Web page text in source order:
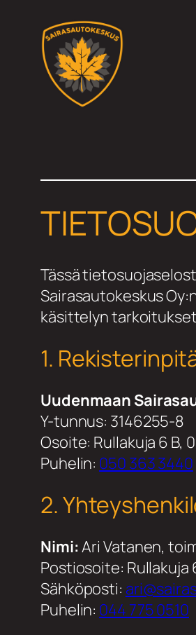
sisältöön
Tässä
Sairasautokeskus
käsittelyn
1.
Uudenmaan
Y-tunnus: 3146255-8
Osoite: Rullakuja 6 B,
Puhelin: 050 363 3440
2.
Nimi:Ari Vatanen,
Postiosoite: Rullakuja
Sähköposti:
Puhelin: 044 775 0510